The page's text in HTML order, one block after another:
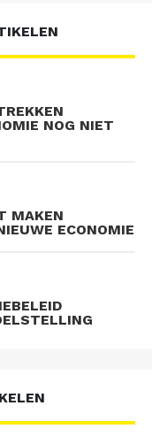
NOG NIET
MAKEN
ECONOMIE